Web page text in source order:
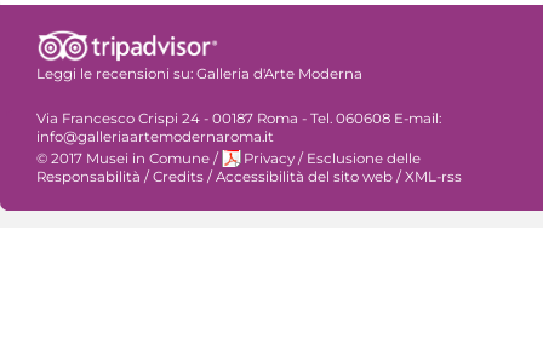
Leggi le recensioni su: Galleria d'Arte Moderna
Via Francesco Crispi 24 - 00187 Roma - Tel. 060608 E-mail:
info@galleriaartemodernaroma.it
© 2017 Musei in Comune / Privacy / Esclusione delle
Responsabilità / Credits / Accessibilità del sito web / XML-rss